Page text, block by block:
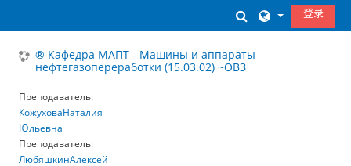
切换搜索输入
登录
® Кафедра МАПТ - Машины и аппараты
нефтегазопереработки (15.03.02) ~ОВЗ
Преподаватель:
КожуховаНаталия
Юльевна
Преподаватель:
ЛюбяшкинАлексей